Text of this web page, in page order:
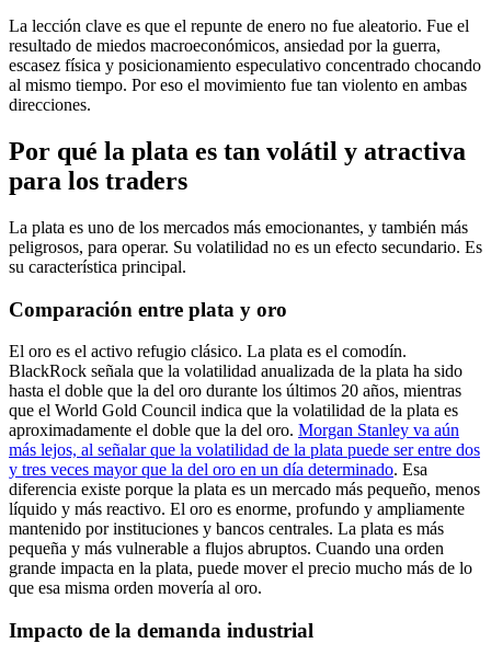
La lección clave es que el repunte de enero no fue aleatorio. Fue el
resultado de miedos macroeconómicos, ansiedad por la guerra,
escasez física y posicionamiento especulativo concentrado chocando
al mismo tiempo. Por eso el movimiento fue tan violento en ambas
direcciones.
Por qué la plata es tan volátil y atractiva
para los traders
La plata es uno de los mercados más emocionantes, y también más
peligrosos, para operar. Su volatilidad no es un efecto secundario. Es
su característica principal.
Comparación entre plata y oro
El oro es el activo refugio clásico. La plata es el comodín.
BlackRock señala que la volatilidad anualizada de la plata ha sido
hasta el doble que la del oro durante los últimos 20 años, mientras
que el World Gold Council indica que la volatilidad de la plata es
aproximadamente el doble que la del oro. Morgan Stanley va aún
más lejos, al señalar que la volatilidad de la plata puede ser entre dos
y tres veces mayor que la del oro en un día determinado. Esa
diferencia existe porque la plata es un mercado más pequeño, menos
líquido y más reactivo. El oro es enorme, profundo y ampliamente
mantenido por instituciones y bancos centrales. La plata es más
pequeña y más vulnerable a flujos abruptos. Cuando una orden
grande impacta en la plata, puede mover el precio mucho más de lo
que esa misma orden movería al oro.
Impacto de la demanda industrial